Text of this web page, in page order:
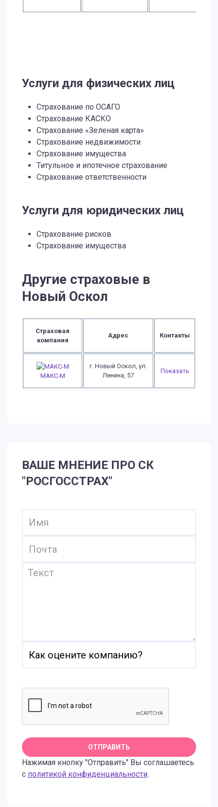
Услуги для физических лиц
Страхование по ОСАГО
Страхование КАСКО
Страхование «Зеленая карта»
Страхование недвижимости
Страхование имущества
Титульное и ипотечное страхование
Страхование ответственности
Услуги для юридических лиц
Страхование рисков
Страхование имущества
Другие страховые в
Новый Оскол
Страховая
компания
Адрес Контакты
МАКС-М
г. Новый Оскол, ул.
Ленина, 57
Показать
ВАШЕ МНЕНИЕ ПРО СК
"РОСГОССТРАХ"
Нажимая кнопку "Отправить" Вы соглашаетесь
с политикой конфиденциальности.